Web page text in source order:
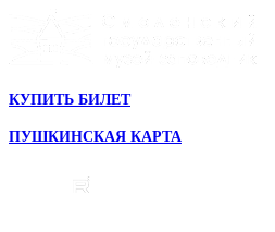
КУПИТЬ БИЛЕТ
ПУШКИНСКАЯ КАРТА